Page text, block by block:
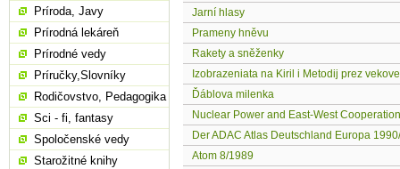
Jarní hlasy
Prameny hněvu
Rakety a sněženky
Izobrazeniata na Kiril i Metodij prez
Ďáblova milenka
Nuclear Power and East-West Cooperation
Der ADAC Atlas Deutschland Europa
Atom 8/1989
Príroda, Javy
Prírodná lekáreň
Prírodné vedy
Príručky,Slovníky
Rodičovstvo, Pedagogika
Sci - fi, fantasy
Spoločenské vedy
Starožitné knihy